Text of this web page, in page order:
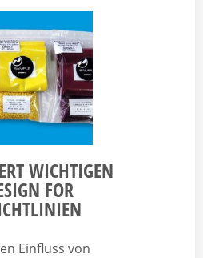
WICHTIGEN
FOR
Einfluss von